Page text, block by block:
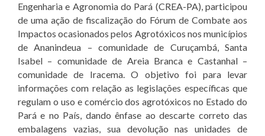
Engenharia e Agronomia do Pará (CREA-PA), participou
de uma ação de fiscalização do Fórum de Combate aos
Impactos ocasionados pelos Agrotóxicos nos municípios
de Ananindeua – comunidade de Curuçambá, Santa
Isabel – comunidade de Areia Branca e Castanhal –
comunidade de Iracema. O objetivo foi para levar
informações com relação as legislações específicas que
regulam o uso e comércio dos agrotóxicos no Estado do
Pará e no País, dando ênfase ao descarte correto das
embalagens vazias, sua devolução nas unidades de